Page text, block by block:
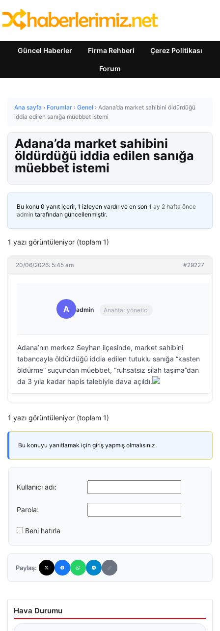
Güncel Haberler Firma Rehberi Çerez Politikası
Forum
Ana sayfa › Forumlar › Genel › Adana’da market sahibini öldürdüğü
iddia edilen sanığa müebbet istemi
Adana’da market sahibini
öldürdüğü iddia edilen sanığa
müebbet istemi
Bu konu 0 yanıt içerir, 1 izleyen vardır ve en son 1 ay 2 hafta önce
admin tarafından güncellenmiştir.
1 yazı görüntüleniyor (toplam 1)
20/06/2026: 5:45 am #29227
A admin Anahtar yönetici
Adana’nın merkez Seyhan ilçesinde, market sahibini
tabancayla öldürdüğü iddia edilen tutuklu sanığa “kasten
öldürme” suçundan müebbet, “ruhsatsız silah taşıma”dan
da 3 yıla kadar hapis talebiyle dava açıldı.
1 yazı görüntüleniyor (toplam 1)
Bu konuyu yanıtlamak için giriş yapmış olmalısınız.
Kullanıcı adı:
Parola:
Beni hatırla
Paylaş:
Hava Durumu